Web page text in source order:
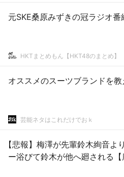
元SKE桑原みずきの冠ラジオ番
HKTまとめもん【HKT48のまとめ】
オススメのスーツブランドを
芸能ネタはこれだけでおｋ
【悲報】梅澤が先輩鈴木絢音よ
ー浴びて鈴木が他へ廻される【